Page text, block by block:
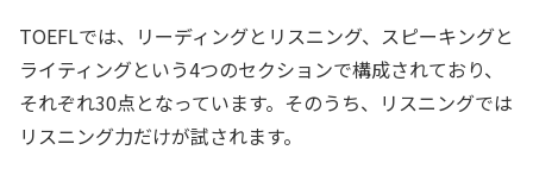
TOEFLでは、リーディングとリスニング、スピーキングと
ライティングという4つのセクションで構成されており、
それぞれ30点となっています。そのうち、リスニングでは
リスニング力だけが試されます。